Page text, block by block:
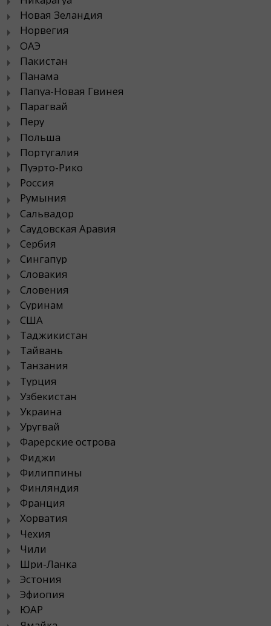
Новая Зеландия
Норвегия
ОАЭ
Пакистан
Панама
Папуа-Новая Гвинея
Парагвай
Перу
Польша
Португалия
Пуэрто-Рико
Россия
Румыния
Сальвадор
Саудовская Аравия
Сербия
Сингапур
Словакия
Словения
Суринам
США
Таджикистан
Тайвань
Танзания
Турция
Узбекистан
Украина
Уругвай
Фарерские острова
Фиджи
Филиппины
Финляндия
Франция
Хорватия
Чехия
Чили
Шри-Ланка
Эстония
Эфиопия
ЮАР